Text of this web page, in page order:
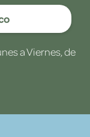
a Viernes, de